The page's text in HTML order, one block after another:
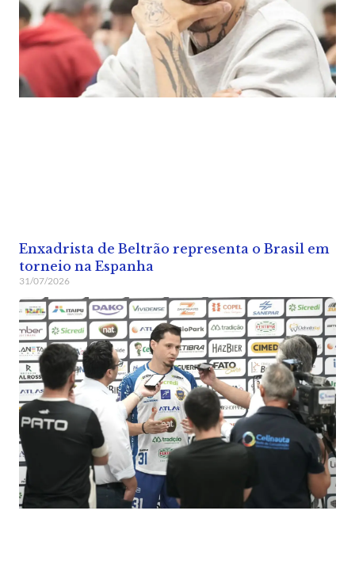
Enxadrista de Beltrão representa o Brasil em
torneio na Espanha
31/07/2026